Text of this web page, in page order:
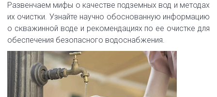
Развенчаем мифы о качестве подземных вод и методах
их очистки. Узнайте научно обоснованную информацию
о скважинной воде и рекомендациях по ее очистке для
обеспечения безопасного водоснабжения.